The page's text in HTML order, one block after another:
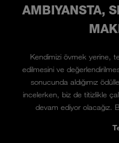
AMBIYANSTA,
Kendimizi övmek yerine,
edilmesini ve
sonucunda aldığımız
incelerken, biz de titizlikle
devam ediyor olacağız.